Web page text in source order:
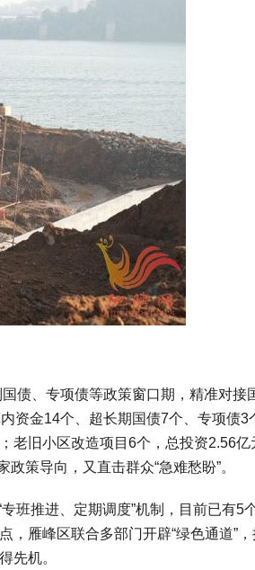
债、专项债等政策窗口期，精准对接
资金14个、超长期国债7个、专项债3
老旧小区改造项目6个，总投资2.56亿
策导向，又直击群众“急难愁盼”。
班推进、定期调度”机制，目前已有5
，雁峰区联合多部门开辟“绿色通道”
先机。